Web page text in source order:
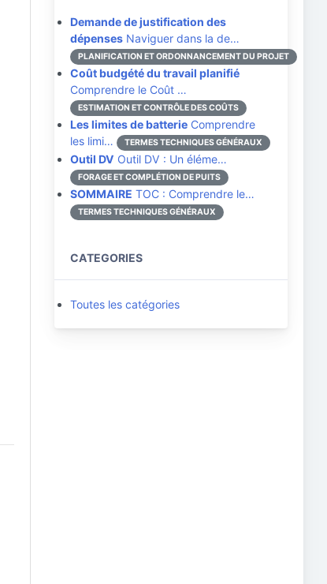
Demande de justification des
dépenses Naviguer dans la de…
PLANIFICATION ET ORDONNANCEMENT DU PROJET
Coût budgété du travail planifié
Comprendre le Coût …
ESTIMATION ET CONTRÔLE DES COÛTS
Les limites de batterie Comprendre
les limi…
TERMES TECHNIQUES GÉNÉRAUX
Outil DV Outil DV : Un éléme…
FORAGE ET COMPLÉTION DE PUITS
SOMMAIRE TOC : Comprendre le…
TERMES TECHNIQUES GÉNÉRAUX
CATEGORIES
Toutes les catégories